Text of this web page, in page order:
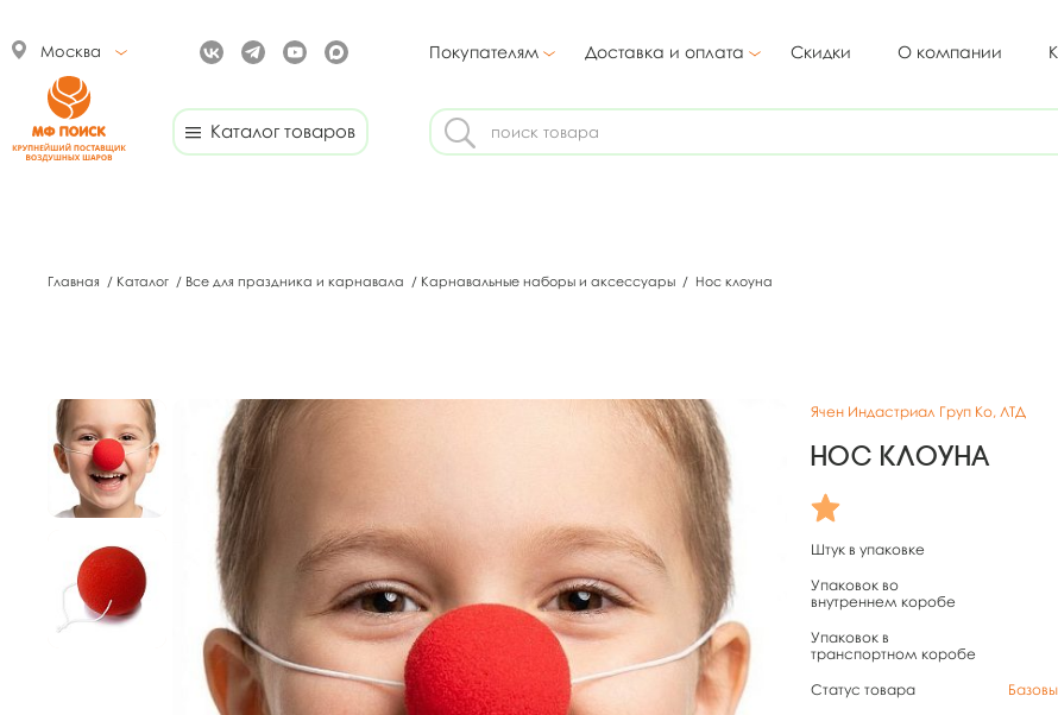
Москва Покупателям Доставка и оплата Скидки О компании
Каталог товаров
Главная / Каталог / Все для праздника и карнавала / Карнавальные наборы и аксессуары / Нос клоуна
Ячен Индастриал Груп Ко, ЛТД
Нос клоуна
Штук в упаковке
Упаковок во
внутреннем коробе
Упаковок в
транспортном коробе
Статус товара